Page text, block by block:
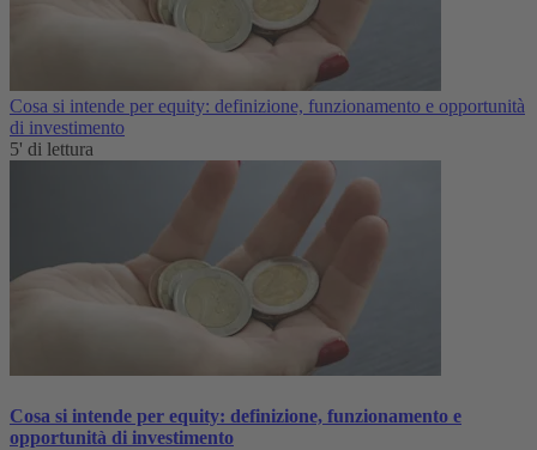
Cosa si intende per equity: definizione, funzionamento e opportunità
di investimento
5' di lettura
Cosa si intende per equity: definizione, funzionamento e
opportunità di investimento